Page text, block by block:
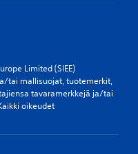
Limited (SIEE)
tai mallisuojat, tuotemerkit,
tavaramerkkejä ja/tai
oikeudet